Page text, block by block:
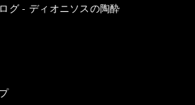
グ - ディオニソスの陶酔